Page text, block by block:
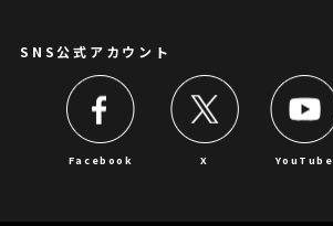
SNS公式アカウント
Facebook X YouTube